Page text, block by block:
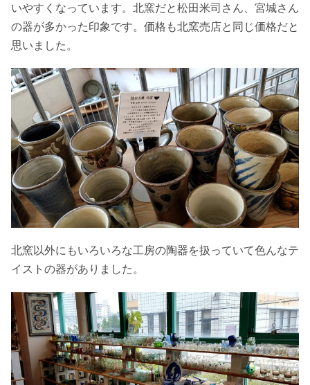
いやすくなっています。北窯だと松田米司さん、宮城さん
の器が多かった印象です。価格も北窯売店と同じ価格だと
思いました。
北窯以外にもいろいろな工房の陶器を扱っていて色んなテ
イストの器がありました。